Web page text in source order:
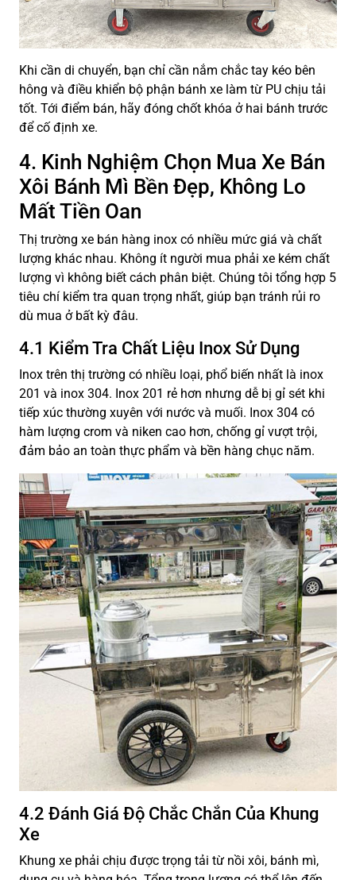
Khi cần di chuyển, bạn chỉ cần nắm chắc tay kéo bên
hông và điều khiển bộ phận bánh xe làm từ PU chịu tải
tốt. Tới điểm bán, hãy đóng chốt khóa ở hai bánh trước
để cố định xe.
4. Kinh Nghiệm Chọn Mua Xe Bán
Xôi Bánh Mì Bền Đẹp, Không Lo
Mất Tiền Oan
Thị trường xe bán hàng inox có nhiều mức giá và chất
lượng khác nhau. Không ít người mua phải xe kém chất
lượng vì không biết cách phân biệt. Chúng tôi tổng hợp 5
tiêu chí kiểm tra quan trọng nhất, giúp bạn tránh rủi ro
dù mua ở bất kỳ đâu.
4.1 Kiểm Tra Chất Liệu Inox Sử Dụng
Inox trên thị trường có nhiều loại, phổ biến nhất là inox
201 và inox 304. Inox 201 rẻ hơn nhưng dễ bị gỉ sét khi
tiếp xúc thường xuyên với nước và muối. Inox 304 có
hàm lượng crom và niken cao hơn, chống gỉ vượt trội,
đảm bảo an toàn thực phẩm và bền hàng chục năm.
4.2 Đánh Giá Độ Chắc Chắn Của Khung
Xe
Khung xe phải chịu được trọng tải từ nồi xôi, bánh mì,